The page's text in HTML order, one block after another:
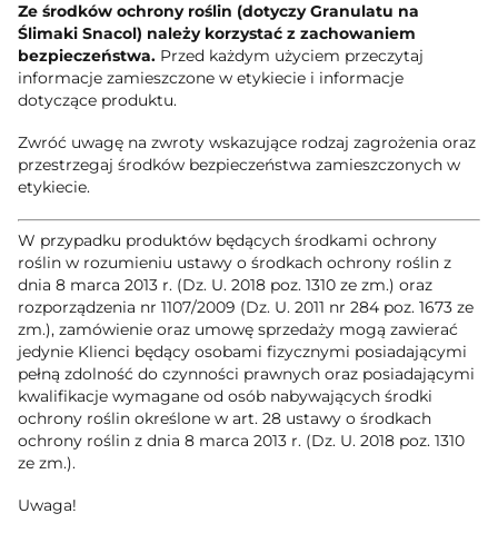
Ze środków ochrony roślin (dotyczy Granulatu na
Ślimaki Snacol) należy korzystać z zachowaniem
bezpieczeństwa. Przed każdym użyciem przeczytaj
informacje zamieszczone w etykiecie i informacje
dotyczące produktu.
Zwróć uwagę na zwroty wskazujące rodzaj zagrożenia oraz
przestrzegaj środków bezpieczeństwa zamieszczonych w
etykiecie.
W przypadku produktów będących środkami ochrony
roślin w rozumieniu ustawy o środkach ochrony roślin z
dnia 8 marca 2013 r. (Dz. U. 2018 poz. 1310 ze zm.) oraz
rozporządzenia nr 1107/2009 (Dz. U. 2011 nr 284 poz. 1673 ze
zm.), zamówienie oraz umowę sprzedaży mogą zawierać
jedynie Klienci będący osobami fizycznymi posiadającymi
pełną zdolność do czynności prawnych oraz posiadającymi
kwalifikacje wymagane od osób nabywających środki
ochrony roślin określone w art. 28 ustawy o środkach
ochrony roślin z dnia 8 marca 2013 r. (Dz. U. 2018 poz. 1310
ze zm.).
Uwaga!